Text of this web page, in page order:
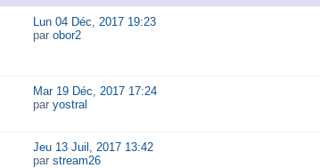
Lun 04 Déc, 2017 19:23
par obor2
Mar 19 Déc, 2017 17:24
par yostral
Jeu 13 Juil, 2017 13:42
par stream26